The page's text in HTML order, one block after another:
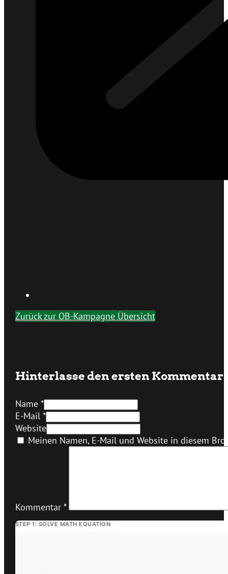
Zurück zur OB-Kampagne Übersicht
Hinterlasse den ersten Kommentar
Name *
E-Mail *
Website
Meinen Namen, E-Mail und Website in diesem
Kommentar *
STEP 1: SOLVE MATH EQUATION